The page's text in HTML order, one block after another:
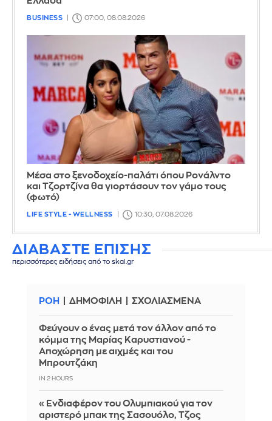
BUSINESS 07:00, 08.08.2026
Μέσα στο ξενοδοχείο-παλάτι όπου Ρονάλντο
και Τζορτζίνα θα γιορτάσουν τον γάμο τους
(φωτό)
LIFE STYLE - WELLNESS 10:30, 07.08.2026
ΔΙΑΒΑΣΤΕ ΕΠΙΣΗΣ
περισσότερες ειδήσεις από το skai.gr
ΡΟΗ ΔΗΜΟΦΙΛΗ ΣΧΟΛΙΑΣΜΕΝΑ
Φεύγουν ο ένας μετά τον άλλον από το
κόμμα της Μαρίας Καρυστιανού -
Αποχώρηση με αιχμές και του
Μπρουτζάκη
IN 2 HOURS
«Ενδιαφέρον του Ολυμπιακού για τον
αριστερό μπακ της Σασουόλο, Τζος